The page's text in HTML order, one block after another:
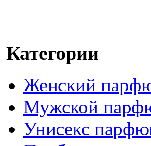
Категории
Женский
Мужской
Унисекс